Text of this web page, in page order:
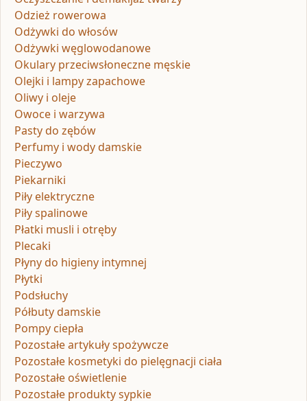
Odzież rowerowa
Odżywki do włosów
Odżywki węglowodanowe
Okulary przeciwsłoneczne męskie
Olejki i lampy zapachowe
Oliwy i oleje
Owoce i warzywa
Pasty do zębów
Perfumy i wody damskie
Pieczywo
Piekarniki
Piły elektryczne
Piły spalinowe
Płatki musli i otręby
Plecaki
Płyny do higieny intymnej
Płytki
Podsłuchy
Półbuty damskie
Pompy ciepła
Pozostałe artykuły spożywcze
Pozostałe kosmetyki do pielęgnacji ciała
Pozostałe oświetlenie
Pozostałe produkty sypkie